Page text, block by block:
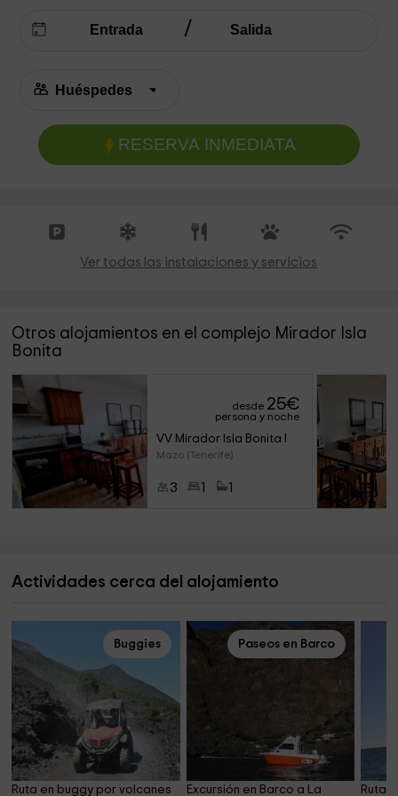
RESERVA INMEDIATA
Ver todas las instalaciones y servicios
Otros alojamientos en el complejo Mirador Isla
Bonita
desde 25€
persona y noche
VV Mirador Isla Bonita I
Mazo (Tenerife)
3
Actividades cerca del alojamiento
Buggies
Ruta en buggy por volcanes
Paseos en Barco
Excursión en Barco a La Ruta